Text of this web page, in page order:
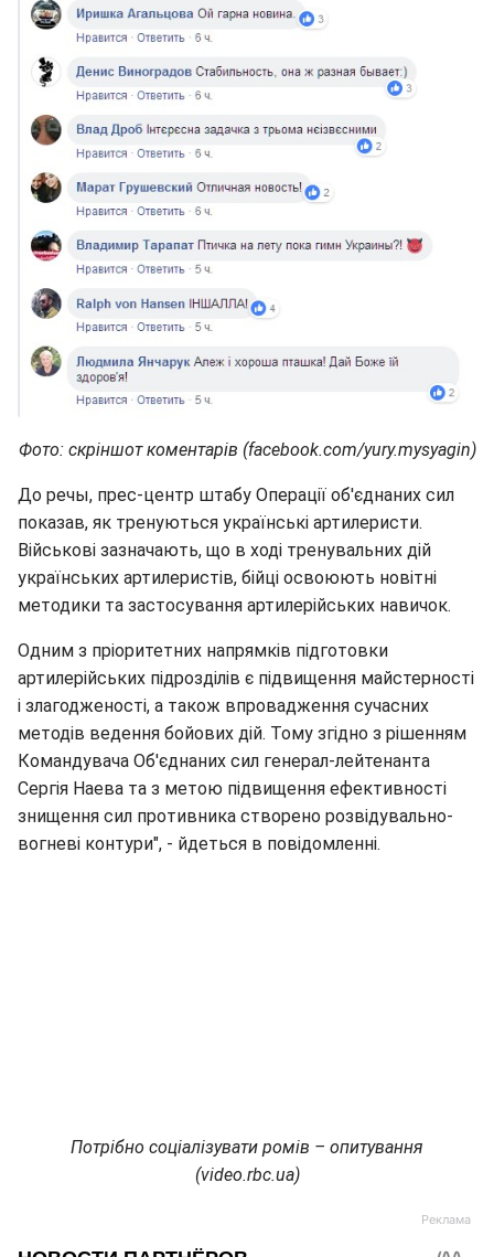
Фото: скріншот коментарів (facebook.com/yury.mysyagin)
До речы, прес-центр штабу Операції об'єднаних сил
показав, як тренуються українські артилеристи.
Військові зазначають, що в ході тренувальних дій
українських артилеристів, бійці освоюють новітні
методики та застосування артилерійських навичок.
Одним з пріоритетних напрямків підготовки
артилерійських підрозділів є підвищення майстерності
і злагодженості, а також впровадження сучасних
методів ведення бойових дій. Тому згідно з рішенням
Командувача Об'єднаних сил генерал-лейтенанта
Сергія Наева та з метою підвищення ефективності
знищення сил противника створено розвідувально-
вогневі контури", - йдеться в повідомленні.
Потрібно соціалізувати ромів – опитування
(video.rbc.ua)